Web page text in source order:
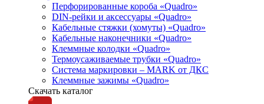
Перфорированные короба «Quadro»
DIN-рейки и аксессуары «Quadro»
Кабельные стяжки (хомуты) «Quadro»
Кабельные наконечники «Quadro»
Клеммные колодки «Quadro»
Термоусаживаемые трубки «Quadro»
Система маркировки – MARK от ДКС
Клеммные зажимы «Quadro»
Скачать каталог